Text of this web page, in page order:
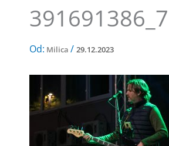
Od: Milica / 29.12.2023